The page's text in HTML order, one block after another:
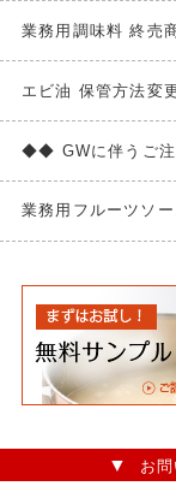
業務用調味料 終売
エビ油 保管方法変
◆◆ GWに伴うご
業務用フルーツソ
お